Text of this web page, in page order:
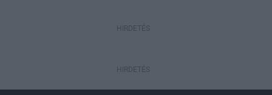
HIRDETÉS
HIRDETÉS